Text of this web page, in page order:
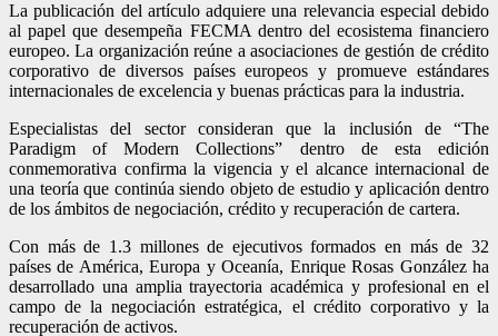
La publicación del artículo adquiere una relevancia especial debido
al papel que desempeña FECMA dentro del ecosistema financiero
europeo. La organización reúne a asociaciones de gestión de crédito
corporativo de diversos países europeos y promueve estándares
internacionales de excelencia y buenas prácticas para la industria.
Especialistas del sector consideran que la inclusión de “The
Paradigm of Modern Collections” dentro de esta edición
conmemorativa confirma la vigencia y el alcance internacional de
una teoría que continúa siendo objeto de estudio y aplicación dentro
de los ámbitos de negociación, crédito y recuperación de cartera.
Con más de 1.3 millones de ejecutivos formados en más de 32
países de América, Europa y Oceanía, Enrique Rosas González ha
desarrollado una amplia trayectoria académica y profesional en el
campo de la negociación estratégica, el crédito corporativo y la
recuperación de activos.